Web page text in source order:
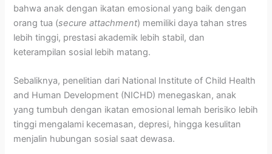
bahwa anak dengan ikatan emosional yang baik dengan
orang tua (secure attachment) memiliki daya tahan stres
lebih tinggi, prestasi akademik lebih stabil, dan
keterampilan sosial lebih matang.
Sebaliknya, penelitian dari National Institute of Child Health
and Human Development (NICHD) menegaskan, anak
yang tumbuh dengan ikatan emosional lemah berisiko lebih
tinggi mengalami kecemasan, depresi, hingga kesulitan
menjalin hubungan sosial saat dewasa.